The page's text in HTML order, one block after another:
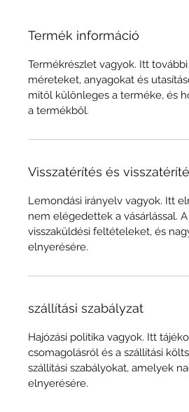
Termék információ
Termékrészlet vagyok. Itt
méreteket, anyagokat és
mitől különleges a terméke, és
a termékből.
Visszatérítés és
Lemondási irányelv vagyok. Itt
nem elégedettek a vásárlással.
visszaküldési feltételeket, és
elnyerésére.
szállítási szabályzat
Hajózási politika vagyok. Itt
csomagolásról és a szállítási
szállítási szabályokat, amelyek
elnyerésére.